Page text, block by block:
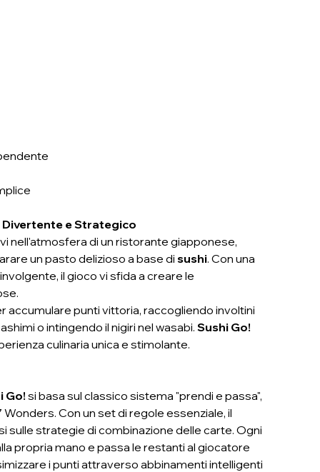
Divertente e Strategico
nell'atmosfera di un ristorante giapponese,
un pasto delizioso a base di sushi. Con una
il gioco vi sfida a creare le
accumulare punti vittoria, raccogliendo involtini
o intingendo il nigiri nel wasabi.Sushi Go!
culinaria unica e stimolante.
Go! si basa sul classico sistema "prendi e passa",
Con un set di regole essenziale, il
strategie di combinazione delle carte. Ogni
propria mano e passa le restanti al giocatore
i punti attraverso abbinamenti intelligenti